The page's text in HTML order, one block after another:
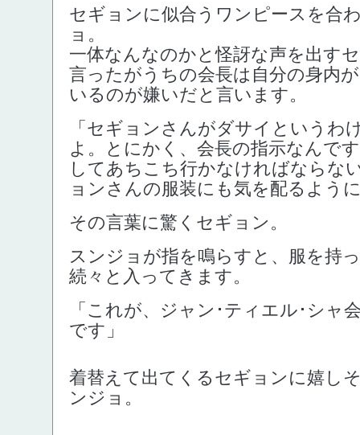
セギョンに似合うワンピースを合
ョ。
一体なんなのかと怪訝な声を出す
言ったがうちの会長は自分の身内
いるのが嫌いだと言います。
「セギョンさんがダサイというわ
よ。とにかく、会長の指示なんで
してあちこち行かなければならな
ョンさんの服装にも気を配るよう
その言葉に驚くセギョン。
スンジョが指を鳴らすと、服を持
続々と入ってきます。
「これが、ジャン･ティエル･シャ
です」
着替えて出てくるセギョンに嬉し
ンジョ。